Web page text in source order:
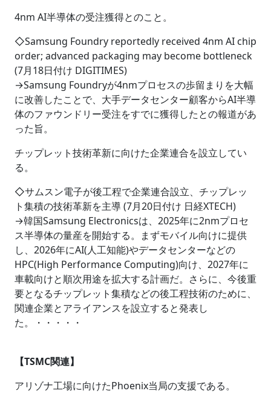
4nm AI半導体の受注獲得とのこと。
◇Samsung Foundry reportedly received 4nm AI chip
order; advanced packaging may become bottleneck
(7月18日付け DIGITIMES)
→Samsung Foundryが4nmプロセスの歩留まりを大幅
に改善したことで、大手データセンター顧客からAI半導
体のファウンドリー受注をすでに獲得したとの報道があ
った旨。
チップレット技術革新に向けた企業連合を設立してい
る。
◇サムスン電子が後工程で企業連合設立、チップレッ
ト集積の技術革新を主導 (7月20日付け 日経XTECH)
→韓国Samsung Electronicsは、2025年に2nmプロセ
ス半導体の量産を開始する。まずモバイル向けに提供
し、2026年にAI(人工知能)やデータセンターなどの
HPC(High Performance Computing)向け、2027年に
車載向けと順次用途を拡大する計画だ。さらに、今後重
要となるチップレット集積などの後工程技術のために、
関連企業とアライアンスを設立すると発表し
た。・・・・・
【TSMC関連】
アリゾナ工場に向けたPhoenix当局の支援である。